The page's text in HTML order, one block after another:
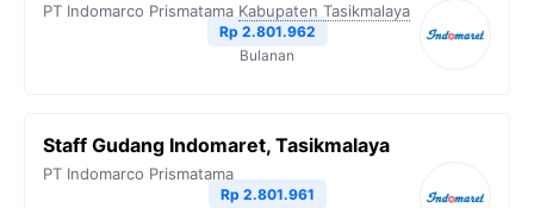
PT Indomarco Prismatama Kabupaten Tasikmalaya
Rp 2.801.962
Bulanan
Staff Gudang Indomaret, Tasikmalaya
PT Indomarco Prismatama
Rp 2.801.961